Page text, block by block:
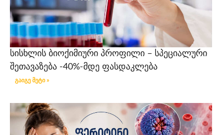
სისხლის ბიოქიმიური პროფილი – სპეციალური
შეთავაზება -40%-მდე ფასდაკლება
გაიგე მეტი »